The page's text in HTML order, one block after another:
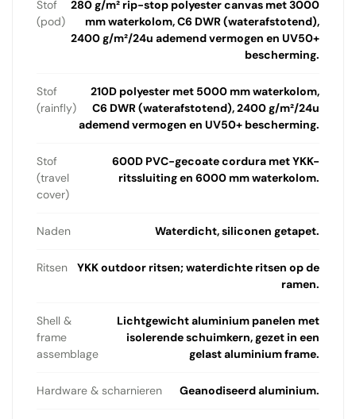
Stof
(pod)
280 g/m² rip-stop polyester canvas met 3000
mm waterkolom, C6 DWR (waterafstotend),
2400 g/m²/24u ademend vermogen en UV50+
bescherming.
Stof
(rainfly)
210D polyester met 5000 mm waterkolom,
C6 DWR (waterafstotend), 2400 g/m²/24u
ademend vermogen en UV50+ bescherming.
Stof
(travel
cover)
600D PVC-gecoate cordura met YKK-
ritssluiting en 6000 mm waterkolom.
Naden Waterdicht, siliconen getapet.
Ritsen
YKK outdoor ritsen; waterdichte ritsen op de
ramen.
Shell &
frame
assemblage
Lichtgewicht aluminium panelen met
isolerende schuimkern, gezet in een
gelast aluminium frame.
Hardware & scharnieren Geanodiseerd aluminium.